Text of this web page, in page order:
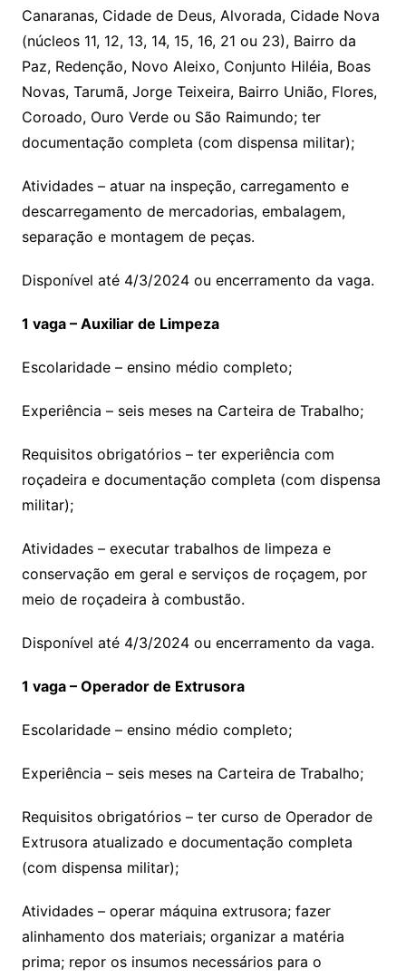
Canaranas, Cidade de Deus, Alvorada, Cidade Nova
(núcleos 11, 12, 13, 14, 15, 16, 21 ou 23), Bairro da
Paz, Redenção, Novo Aleixo, Conjunto Hiléia, Boas
Novas, Tarumã, Jorge Teixeira, Bairro União, Flores,
Coroado, Ouro Verde ou São Raimundo; ter
documentação completa (com dispensa militar);
Atividades – atuar na inspeção, carregamento e
descarregamento de mercadorias, embalagem,
separação e montagem de peças.
Disponível até 4/3/2024 ou encerramento da vaga.
1 vaga – Auxiliar de Limpeza
Escolaridade – ensino médio completo;
Experiência – seis meses na Carteira de Trabalho;
Requisitos obrigatórios – ter experiência com
roçadeira e documentação completa (com dispensa
militar);
Atividades – executar trabalhos de limpeza e
conservação em geral e serviços de roçagem, por
meio de roçadeira à combustão.
Disponível até 4/3/2024 ou encerramento da vaga.
1 vaga – Operador de Extrusora
Escolaridade – ensino médio completo;
Experiência – seis meses na Carteira de Trabalho;
Requisitos obrigatórios – ter curso de Operador de
Extrusora atualizado e documentação completa
(com dispensa militar);
Atividades – operar máquina extrusora; fazer
alinhamento dos materiais; organizar a matéria
prima; repor os insumos necessários para o